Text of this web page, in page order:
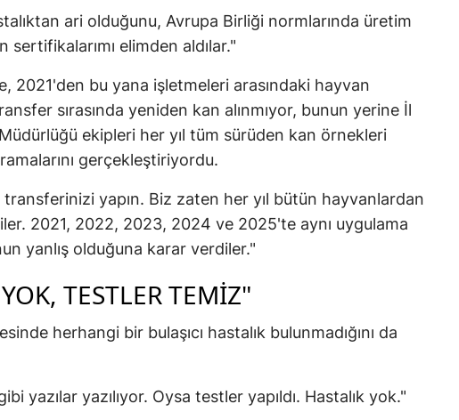
ari olduğunu, Avrupa Birliği normlarında üretim
sertifikalarımı elimden aldılar."
2021'den bu yana işletmeleri arasındaki hayvan
sırasında yeniden kan alınmıyor, bunun yerine İl
ekipleri her yıl tüm sürüden kan örnekleri
gerçekleştiriyordu.
transferinizi yapın. Biz zaten her yıl bütün hayvanlardan
2021, 2022, 2023, 2024 ve 2025'te aynı uygulama
yanlış olduğuna karar verdiler."
TESTLER TEMIZ"
herhangi bir bulaşıcı hastalık bulunmadığını da
yazılar yazılıyor. Oysa testler yapıldı. Hastalık yok."